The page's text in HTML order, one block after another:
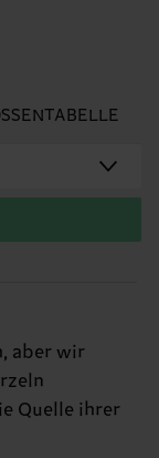
aber wir
Quelle ihrer